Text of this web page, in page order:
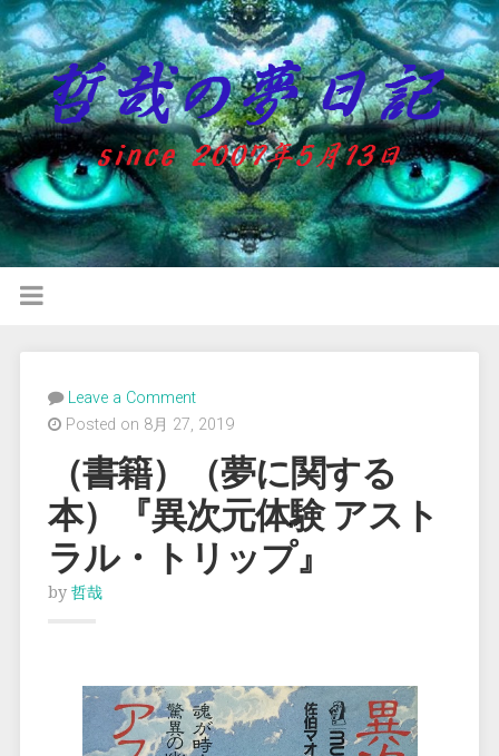
Leave a Comment
Posted on 8月 27, 2019
（書籍）（夢に関する
本）『異次元体験 アスト
ラル・トリップ』
by 哲哉